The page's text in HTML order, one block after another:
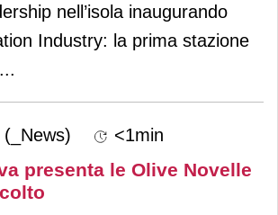
nell’isola inaugurando
Industry: la prima stazione
...
(_News) <1min
presenta le Olive Novelle